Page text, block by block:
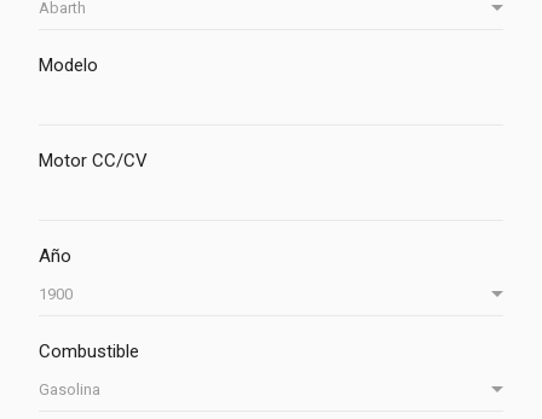
Modelo
Motor CC/CV
Año
Combustible